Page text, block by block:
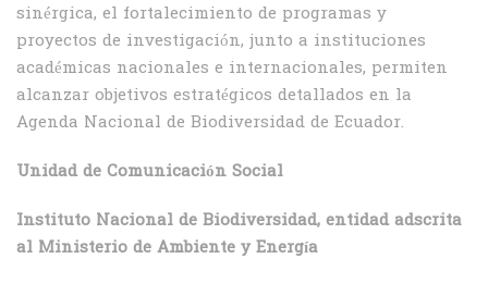
sinérgica, el fortalecimiento de programas y
proyectos de investigación, junto a instituciones
académicas nacionales e internacionales, permiten
alcanzar objetivos estratégicos detallados en la
Agenda Nacional de Biodiversidad de Ecuador.
Unidad de Comunicación Social
Instituto Nacional de Biodiversidad, entidad adscrita
al Ministerio de Ambiente y Energía